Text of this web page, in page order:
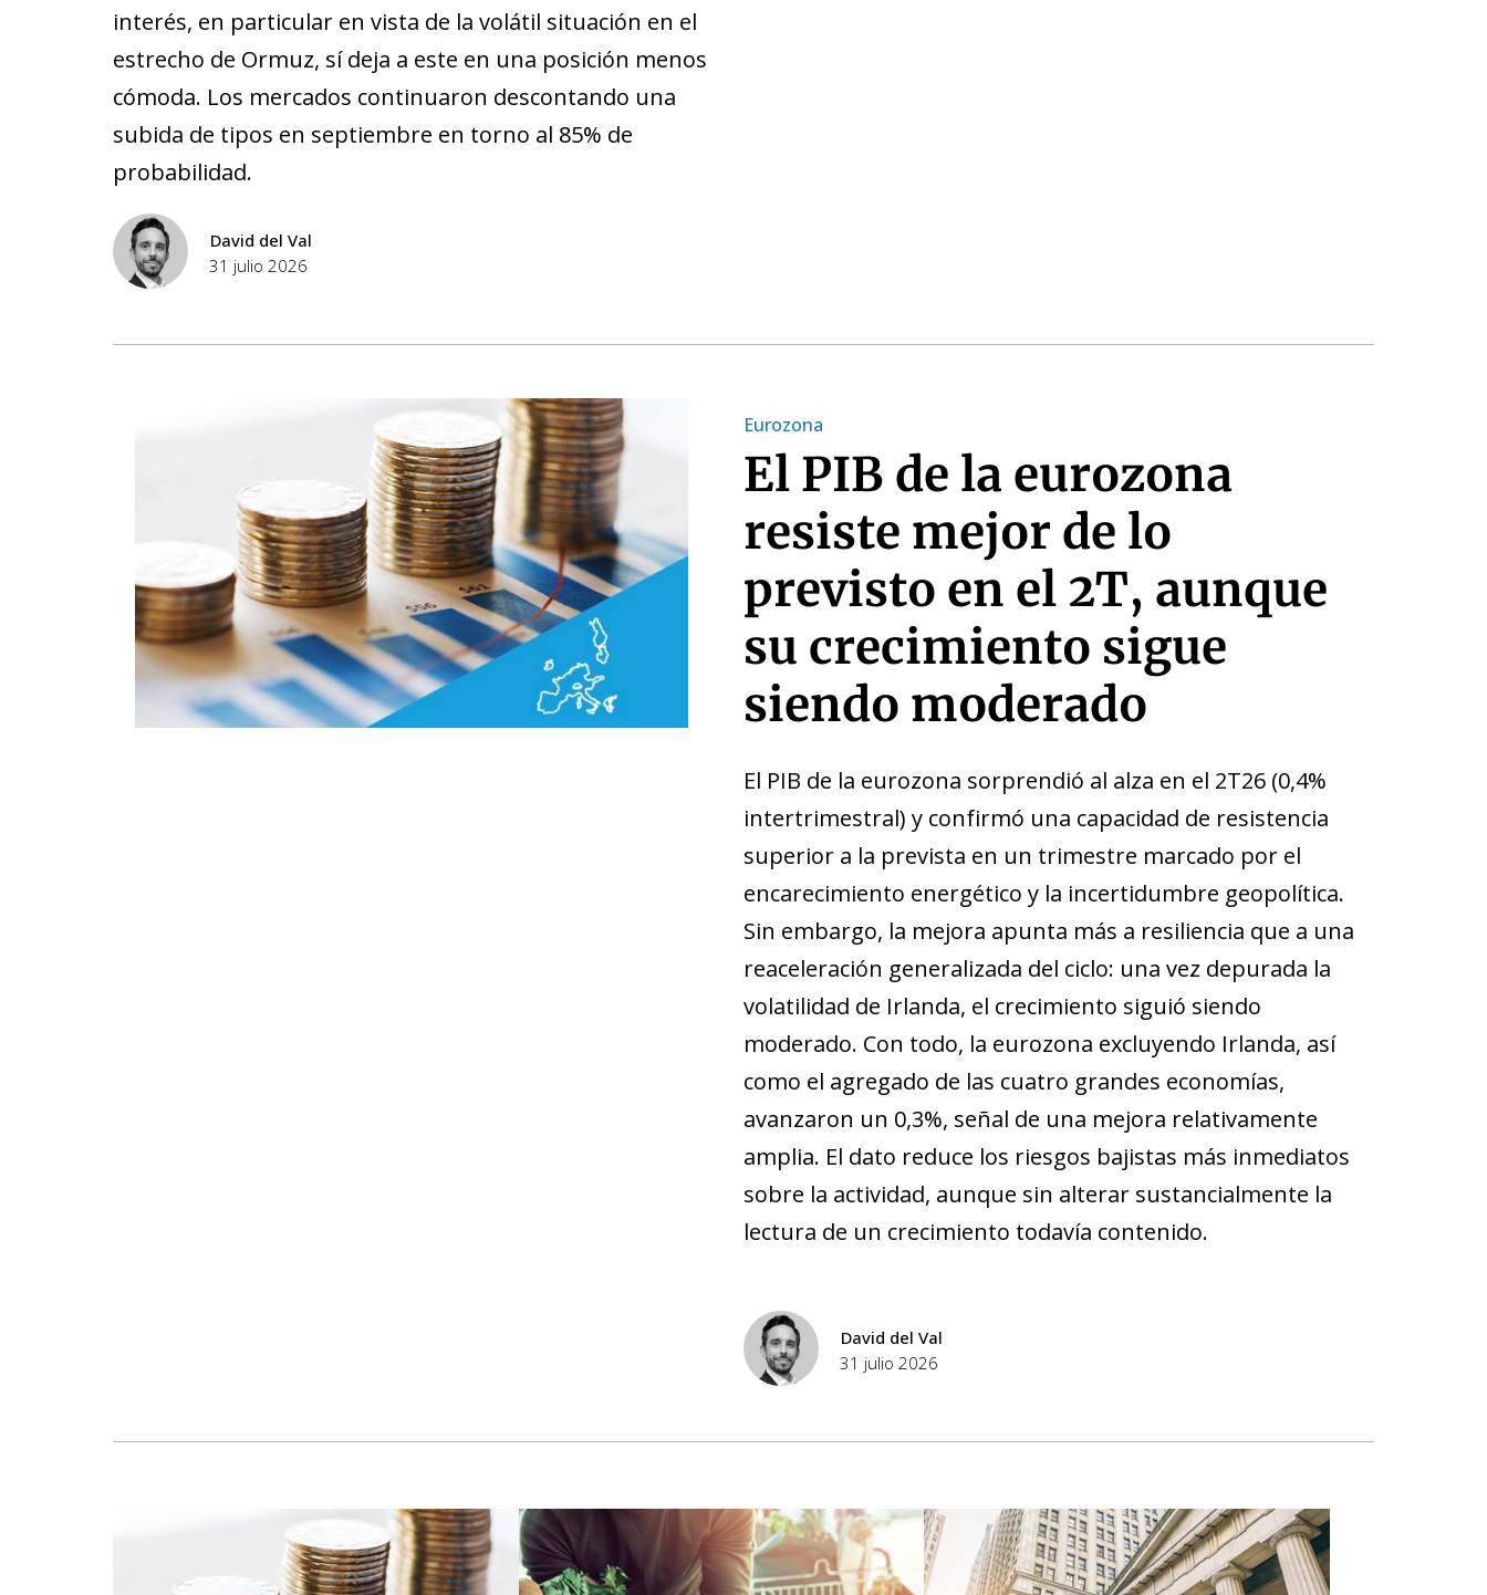
interés, en particular en vista de la volátil situación en el
estrecho de Ormuz, sí deja a este en una posición menos
cómoda. Los mercados continuaron descontando una
subida de tipos en septiembre en torno al 85% de
probabilidad.
David del Val
31 julio 2026
Eurozona
El PIB de la eurozona
resiste mejor de lo
previsto en el 2T, aunque
su crecimiento sigue
siendo moderado
El PIB de la eurozona sorprendió al alza en el 2T26 (0,4%
intertrimestral) y confirmó una capacidad de resistencia
superior a la prevista en un trimestre marcado por el
encarecimiento energético y la incertidumbre geopolítica.
Sin embargo, la mejora apunta más a resiliencia que a una
reaceleración generalizada del ciclo: una vez depurada la
volatilidad de Irlanda, el crecimiento siguió siendo
moderado. Con todo, la eurozona excluyendo Irlanda, así
como el agregado de las cuatro grandes economías,
avanzaron un 0,3%, señal de una mejora relativamente
amplia. El dato reduce los riesgos bajistas más inmediatos
sobre la actividad, aunque sin alterar sustancialmente la
lectura de un crecimiento todavía contenido.
David del Val
31 julio 2026